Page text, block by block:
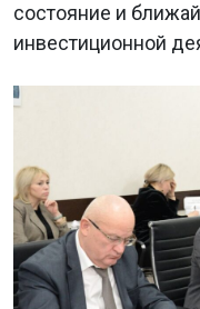
состояние и
инвестиционной